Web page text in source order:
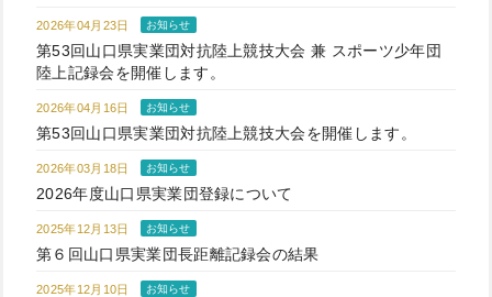
2026年04月23日 お知らせ
第53回山口県実業団対抗陸上競技大会 兼 スポーツ少年団
陸上記録会を開催します。
2026年04月16日 お知らせ
第53回山口県実業団対抗陸上競技大会を開催します。
2026年03月18日 お知らせ
2026年度山口県実業団登録について
2025年12月13日 お知らせ
第６回山口県実業団長距離記録会の結果
2025年12月10日 お知らせ